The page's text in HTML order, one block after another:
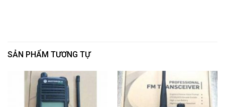
SẢN PHẨM TƯƠNG TỰ